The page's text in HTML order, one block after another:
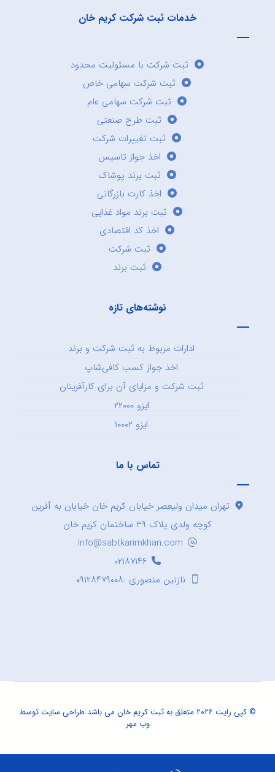
خدمات ثبت شرکت کریم خان
ثبت شرکت با مسئولیت محدود
ثبت شرکت سهامی خاص
ثبت شرکت سهامی عام
ثبت طرح صنعتی
ثبت تغییرات شرکت
اخذ جواز تاسیس
ثبت برند پوشاک
اخذ کارت بازرگانی
ثبت برند مواد غذایی
اخذ کد اقتصادی
ثبت شرکت
ثبت برند
نوشته‌های تازه
ادارات مربوط به ثبت شرکت و برند
اخذ جواز کسب کافی‌شاپ
ثبت شرکت و مزایای آن برای کارآفرینان
ایزو ۲۲۰۰۰
ایزو ۱۰۰۰۲
تماس با ما
تهران میدان ولیعصر خیابان کریم خان خیابان به آفرین
کوچه ولدی پلاک ۳۹ ساختمان کریم خان
Info@sabtkarimkhan.com
۰۲۱۸۷۱۴۶
نازنین منصوری :۰۹۱۲۸۴۷۹۰۰۸
© کپی رایت ۲۰۲۶ متعلق به ثبت کریم خان می باشد. طراحی سایتتوسط
وب مهر